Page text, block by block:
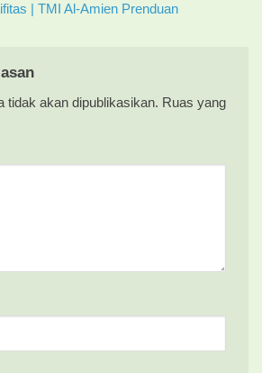
| TMI Al-Amien Prenduan
tidak akan dipublikasikan. Ruas yang